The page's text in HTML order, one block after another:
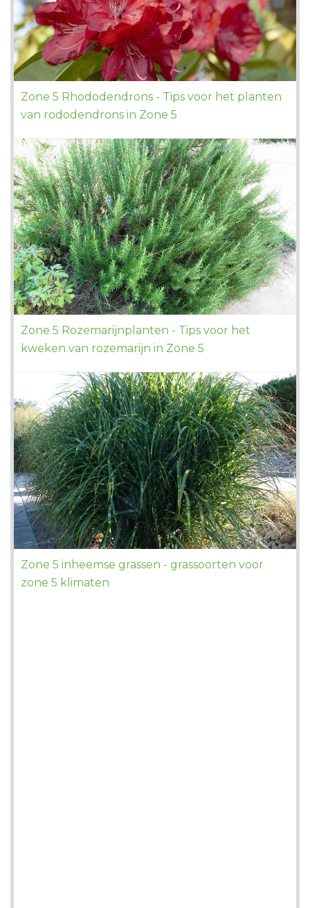
Zone 5 Rhododendrons - Tips voor het planten
van rododendrons in Zone 5
Zone 5 Rozemarijnplanten - Tips voor het
kweken van rozemarijn in Zone 5
Zone 5 inheemse grassen - grassoorten voor
zone 5 klimaten